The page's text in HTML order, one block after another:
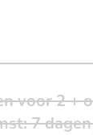
voor 2 +
7